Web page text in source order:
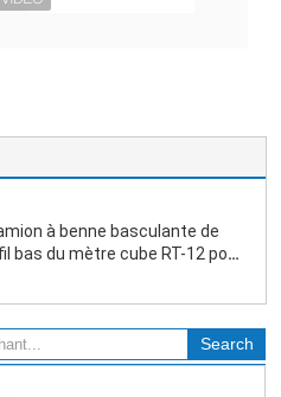
à benne basculante de
bas du mètre cube RT-12 pour